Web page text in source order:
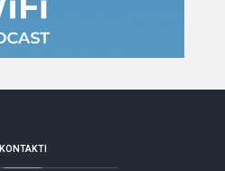
KONTAKTI